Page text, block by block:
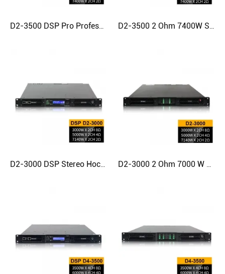
D2-3500 DSP Pro Professioneller Hochleistungsverstärker der Klasse D D2-3500 2 Ohm 7400W Stereo Digital 1u Leistungsverstärker